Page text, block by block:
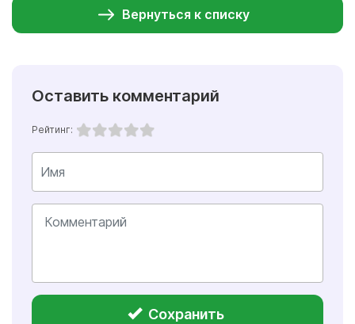
Вернуться к списку
Оставить комментарий
Рейтинг:
Сохранить